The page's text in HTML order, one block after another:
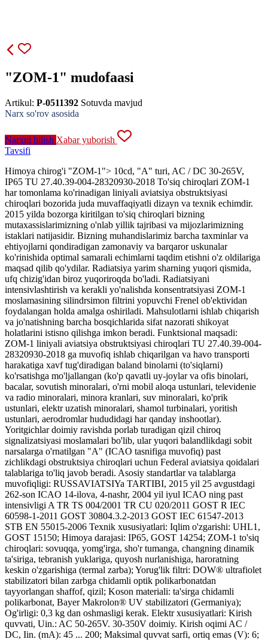
"ZOM-1" mudofaasi
Artikul: P-0511392 Sotuvda mavjud
Narx so'rov asosida
Narxni bilish Xabar yuborish
Tavsifi
Himoya chirog'i "ZOM-1"> 10cd, "A" turi, AC / DC 30-265V,
IP65 TU 27.40.39-004-28320930-2018 To'siq chiroqlari ZOM-1
har tomonlama ko'rinadigan liniyali aviatsiya obstruktsiyasi
chiroqlari bozorida juda muvaffaqiyatli dizayn va texnik echimdir.
2015 yilda bozorga kiritilgan to'siq chiroqlari bizning
mutaxassislarimizning o'nlab yillik tajribasi va mijozlarimizning
istaklari natijasidir. Bizning muhandislarimiz barcha taxminlar va
ehtiyojlarni qondiradigan zamonaviy va barqaror uskunalar
ko'rinishida optimal samarali echimlarni taqdim etishni o'z oldilariga
maqsad qilib qo'ydilar. Radiatsiya yarim sharning yuqori qismida,
ufq chizig'idan biroz yuqoriroqda bo'ladi. Radiatsiyani
intensivlashtirish va kerakli yo'nalishda konsentratsiyasi ZOM-1
moslamasining silindrsimon filtrini yopuvchi Frenel ob'ektividan
foydalangan holda amalga oshiriladi. Mahsulotlarni ishlab chiqarish
va jo'natishning barcha bosqichlarida sifat nazorati shikoyat
holatlarini istisno qilishga imkon beradi. Funktsional maqsadi:
ZOM-1 liniyali aviatsiya obstruktsiyasi chiroqlari TU 27.40.39-004-
28320930-2018 ga muvofiq ishlab chiqarilgan va havo transporti
harakatiga xavf tug'diradigan baland binolarni (to'siqlarni)
ko'rsatishga mo'ljallangan (ko'p qavatli uy-joylar va ofis binolari,
bacalar, sovutish minoralari, o'rni mobil aloqa ustunlari, televidenie
va radio minoralari, minora kranlari, suv minoralari, ko'prik
ustunlari, elektr uzatish minoralari, shamol turbinalari, yoritish
ustunlari, aerodromlar hududidagi har qanday inshootlar).
Yoritgichlar doimiy ravishda porlab turadigan qizil chiroq
signalizatsiyasi moslamalari bo'lib, ular yuqori balandlikdagi sobit
narsalarga o'rnatilgan "A" (ICAO tasnifiga muvofiq) past
zichlikdagi obstruktsiya chiroqlari uchun Federal aviatsiya qoidalari
talablariga to'liq javob beradi. Asosiy standartlar va talablarga
muvofiqligi: RUSSAVIATSIYa TARTIBI, 2015 yil 25 avgustdagi
262-son ICAO 14-ilova, 4-nashr, 2004 yil iyul ICAO ning past
intensivligi A TR TS 004/2001 TR CU 020/2011 GOST R IEC
60598-1-2011 GOST 30804.3.2-2013 GOST IEC 61547-2013
STB EN 55015-2006 Texnik xususiyatlari: Iqlim o'zgarishi: UHL1,
GOST 15150; Himoya darajasi: IP65, GOST 14254; ZOM-1 to'siq
chiroqlari: sovuqqa, yomg'irga, sho'r tumanga, changning dinamik
ta'siriga, tebranish yuklariga, quyosh nurlanishiga, haroratning
keskin o'zgarishiga (termal zarba); Yorug'lik filtri: DOW® ultrafiolet
stabilizatori bilan zarbga chidamli optik polikarbonatdan
tayyorlangan shaffof, qizil; Koson materiali: ta'sirga chidamli
polikarbonat, Bayer Makrolon® UV stabilizatori (Germaniya);
Og'irligi: 0,3 kg dan oshmasligi kerak. Elektr xususiyatlari: Kirish
quvvati, Uin.: AC 50-265V. 30-350V doimiy. Kirish oqimi AC /
DC, Iin. (mA): 45 ... 200; Maksimal quvvat sarfi, ortiq emas (V): 6;